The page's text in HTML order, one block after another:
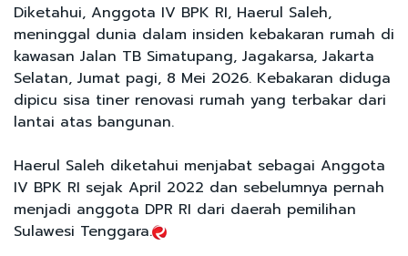
Diketahui, Anggota IV BPK RI, Haerul Saleh,
meninggal dunia dalam insiden kebakaran rumah di
kawasan Jalan TB Simatupang, Jagakarsa, Jakarta
Selatan, Jumat pagi, 8 Mei 2026. Kebakaran diduga
dipicu sisa tiner renovasi rumah yang terbakar dari
lantai atas bangunan.
Haerul Saleh diketahui menjabat sebagai Anggota
IV BPK RI sejak April 2022 dan sebelumnya pernah
menjadi anggota DPR RI dari daerah pemilihan
Sulawesi Tenggara.